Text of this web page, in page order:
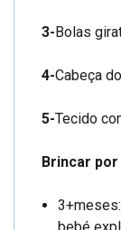
3-Bolas
4-Cabeça
5-Tecido
Brincar por
bebé